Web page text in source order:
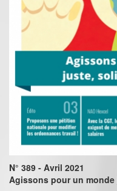
N° 389 - Avril 2021
Agissons pour un